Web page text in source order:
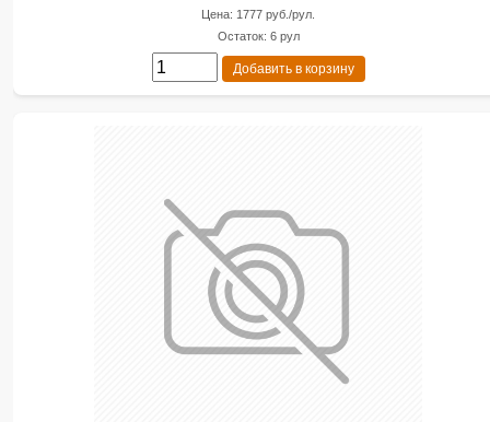
Цена: 1777 руб./рул.
Остаток: 6 рул
Добавить в корзину